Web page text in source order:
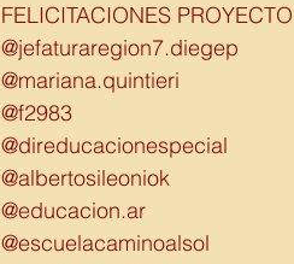
FELICITACIONES
@jefaturaregion7.diegep
@mariana.quintieri
@f2983
@direducacionespecial
@albertosileoniok
@educacion.ar
@escuelacaminoalsol